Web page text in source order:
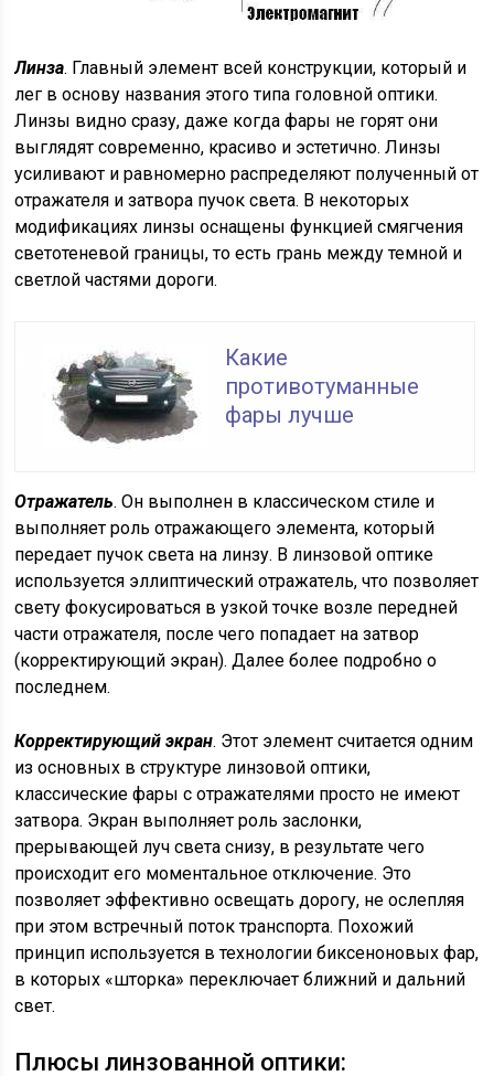
Линза. Главный элемент всей конструкции, который и
лег в основу названия этого типа головной оптики.
Линзы видно сразу, даже когда фары не горят они
выглядят современно, красиво и эстетично. Линзы
усиливают и равномерно распределяют полученный от
отражателя и затвора пучок света. В некоторых
модификациях линзы оснащены функцией смягчения
светотеневой границы, то есть грань между темной и
светлой частями дороги.
Какие
противотуманные
фары лучше
Отражатель. Он выполнен в классическом стиле и
выполняет роль отражающего элемента, который
передает пучок света на линзу. В линзовой оптике
используется эллиптический отражатель, что позволяет
свету фокусироваться в узкой точке возле передней
части отражателя, после чего попадает на затвор
(корректирующий экран). Далее более подробно о
последнем.
Корректирующий экран. Этот элемент считается одним
из основных в структуре линзовой оптики,
классические фары с отражателями просто не имеют
затвора. Экран выполняет роль заслонки,
прерывающей луч света снизу, в результате чего
происходит его моментальное отключение. Это
позволяет эффективно освещать дорогу, не ослепляя
при этом встречный поток транспорта. Похожий
принцип используется в технологии биксеноновых фар,
в которых «шторка» переключает ближний и дальний
свет.
Плюсы линзованной оптики: